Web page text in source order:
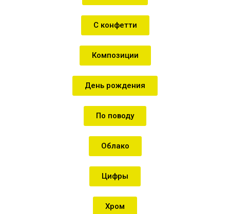
С конфетти
Композиции
День рождения
По поводу
Облако
Цифры
Хром